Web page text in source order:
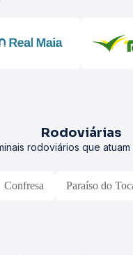
Rodoviárias
rodoviários que atuam
Confresa Paraíso do